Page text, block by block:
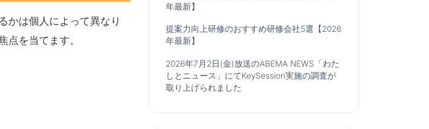
かは個人によって異なり
点を当てます。
年最新】
提案力向上研修のおすすめ研修会社5選【2026
年最新】
2026年7月2日(金)放送のABEMA NEWS「わた
しとニュース」にてKeySession実施の調査が
取り上げられました